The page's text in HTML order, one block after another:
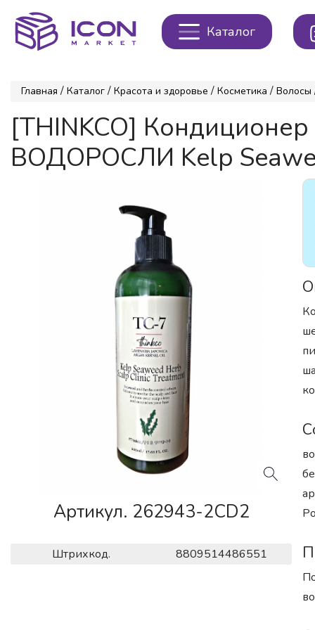
Каталог
Главная / Каталог / Красота и здоровье / Косметика / Волосы
[THINKCO]
ВОДОРОСЛИ Kelp
Артикул. 262943-2CD2
Штрихкод. 8809514486551